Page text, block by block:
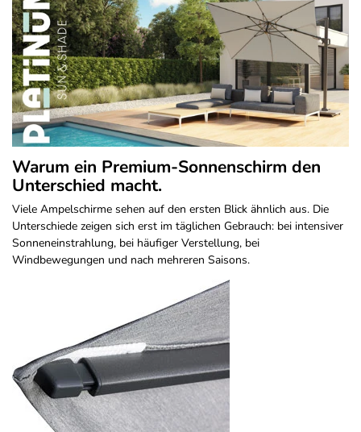
Warum ein Premium-Sonnenschirm den
Unterschied macht.
Viele Ampelschirme sehen auf den ersten Blick ähnlich aus. Die
Unterschiede zeigen sich erst im täglichen Gebrauch: bei intensiver
Sonneneinstrahlung, bei häufiger Verstellung, bei
Windbewegungen und nach mehreren Saisons.